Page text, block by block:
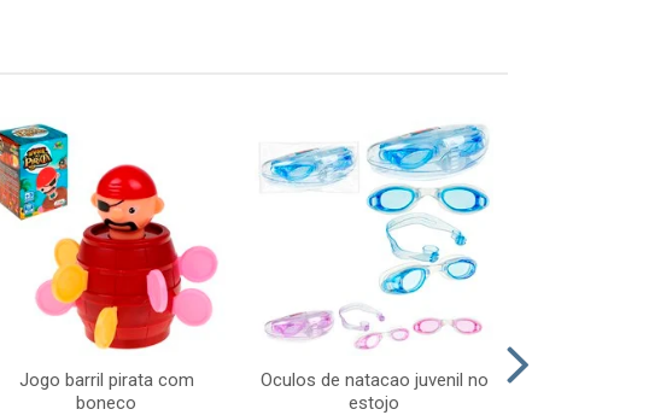
Jogo barril pirata com
boneco
Oculos de natacao juvenil no
estojo